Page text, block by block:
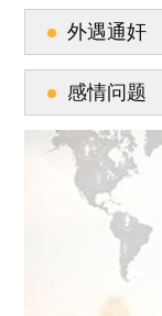
外遇通奸
感情问题